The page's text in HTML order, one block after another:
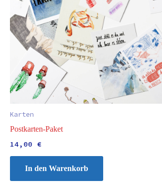
Karten
Postkarten-Paket
14,00 €
In den Warenkorb